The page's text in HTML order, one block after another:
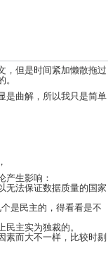
，但是时间紧加懒散拖过
是曲解，所以我只是简单
产生影响：
无法保证数据质量的国家
是民主的，得看看是不
主实为独裁的。
素而大不一样，比较时剔